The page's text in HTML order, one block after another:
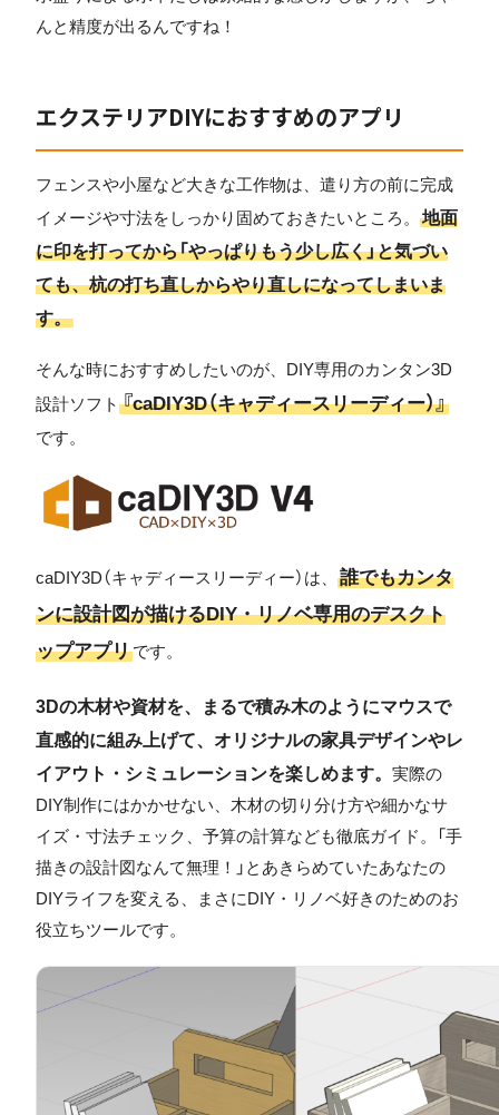
んと精度が出るんですね！
エクステリアDIYにおすすめのアプリ
フェンスや小屋など大きな工作物は、遣り方の前に完成
イメージや寸法をしっかり固めておきたいところ。
地面
に印を打ってから「やっぱりもう少し広く」と気づい
ても、杭の打ち直しからやり直しになってしまいま
す。
そんな時におすすめしたいのが、DIY専用のカンタン3D
設計ソフト 『caDIY3D（キャディースリーディー）』
です。
caDIY3D（キャディースリーディー）は、
誰でもカンタ
ンに設計図が描けるDIY・リノベ専用のデスクト
ップアプリです。
3Dの木材や資材を、まるで積み木のようにマウスで
直感的に組み上げて、オリジナルの家具デザインやレ
イアウト・シミュレーションを楽しめます。 実際の
DIY制作にはかかせない、木材の切り分け方や細かなサ
イズ・寸法チェック、予算の計算なども徹底ガイド。「手
描きの設計図なんて無理！」とあきらめていたあなたの
DIYライフを変える、まさにDIY・リノベ好きのためのお
役立ちツールです。